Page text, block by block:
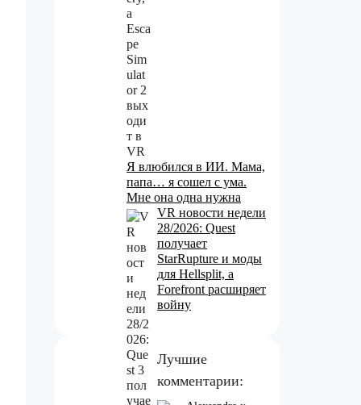
Я влюбился в ИИ. Мама,
папа… я сошел с ума.
Мне она одна нужна
VR новости недели
28/2026: Quest
получает
StarRupture и моды
для Hellsplit, а
Forefront расширяет
войну
Лучшие
комментарии: